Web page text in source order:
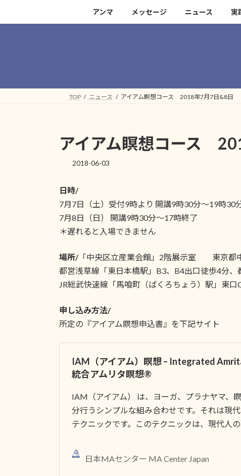
キ
に
アンマ メッセージ ニュース 実
TOP ニュース アイアム瞑想コース 2018年7月7日&8日
アイアム瞑想コース
2018-06-03
日時/
7月7日（土）受付9時より 開講9時30分～19時30
7月8日（日） 開講9時30分～17時終了
＊遅れると入場できません
場所/「中央区立産業会館」2階展示室 東京都
都営浅草線「東日本橋駅」B3、B4出口徒歩4分
JR総武快速線「馬喰町（ばくろちょう）駅」東
申し込み方法/
所定の『アイアム瞑想申込書』を下記サイト
IAM（アイアム）瞑想 – Integrated
統合アムリタ瞑想®
IAM（アイアム） は、ヨーガ、プラナヤマ、
分行うシンプルな組み合わせです。それは現
テクニックです。このテクニックは、現代人
日本MAセンター MA Center Japan